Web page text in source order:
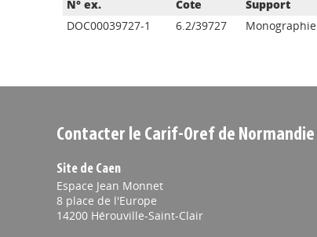
N° ex. Cote Support
DOC00039727-1
6.2/39727 Monographie
Contacter le Carif-Oref de Normandie
Site de Caen
Espace Jean Monnet
8 place de l'Europe
14200 Hérouville-Saint-Clair